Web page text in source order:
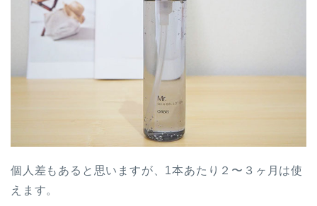
個人差もあると思いますが、1本あたり２〜３ヶ月は使
えます。